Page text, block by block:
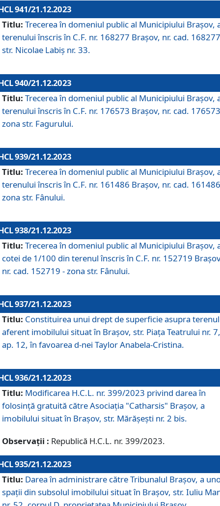
941/21.12.2023
Titlu: Trecerea în domeniul public al Municipiului Braşov,
terenului înscris în C.F. nr. 168277 Brașov, nr. cad.
str. Nicolae Labiș nr. 33.
940/21.12.2023
Titlu: Trecerea în domeniul public al Municipiului Braşov,
terenului înscris în C.F. nr. 176573 Brașov, nr. cad.
zona str. Fagurului.
939/21.12.2023
Titlu: Trecerea în domeniul public al Municipiului Braşov,
terenului înscris în C.F. nr. 161486 Brașov, nr. cad.
zona str. Fânului.
938/21.12.2023
Titlu: Trecerea în domeniul public al Municipiului Braşov,
cotei de 1/100 din terenul înscris în C.F. nr. 152719
nr. cad. 152719 - zona str. Fânului.
937/21.12.2023
Titlu: Constituirea unui drept de superficie asupra
aferent imobilului situat în Brașov, str. Piața Teatrului nr. 7,
ap. 12, în favoarea d-nei Taylor Anabela-Cristina.
936/21.12.2023
Titlu: Modificarea H.C.L. nr. 399/2023 privind darea în
folosinţă gratuită către Asociaţia "Catharsis" Brașov, a
imobilului situat în Braşov, str. Mărăşeşti nr. 2 bis.
Observații : Republică H.C.L. nr. 399/2023.
935/21.12.2023
Titlu: Darea în administrare către Tribunalul Brașov, a
spații din subsolul imobilului situat în Brașov, str. Iuliu